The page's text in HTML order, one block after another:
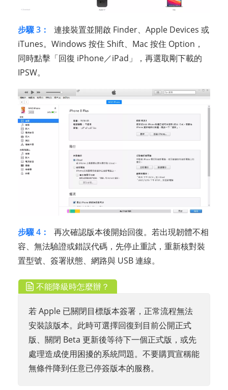
步驟 3：
連接裝置並開啟 Finder、Apple Devices 或
iTunes。Windows 按住 Shift、Mac 按住 Option，
同時點擊「回復 iPhone／iPad」，再選取剛下載的
IPSW。
步驟 4：
再次確認版本後開始回復。若出現韌體不相
容、無法驗證或錯誤代碼，先停止重試，重新核對裝
置型號、簽署狀態、網路與 USB 連線。
不能降級時怎麼辦？
若 Apple 已關閉目標版本簽署，正常流程無法
安裝該版本。此時可選擇回復到目前公開正式
版、關閉 Beta 更新後等待下一個正式版，或先
處理造成使用困擾的系統問題。不要購買宣稱能
無條件降到任意已停簽版本的服務。